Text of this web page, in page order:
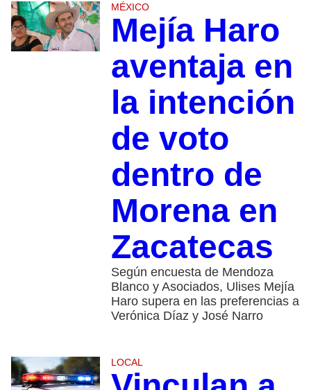
MÉXICO
Mejía Haro
aventaja en
la intención
de voto
dentro de
Morena en
Zacatecas
Según encuesta de Mendoza
Blanco y Asociados, Ulises Mejía
Haro supera en las preferencias a
Verónica Díaz y José Narro
LOCAL